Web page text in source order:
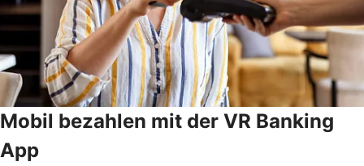
Mobil bezahlen mit der VR Banking
App